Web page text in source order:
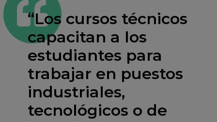
“Los cursos técnicos
capacitan a los
estudiantes para
trabajar en puestos
industriales,
tecnológicos o de